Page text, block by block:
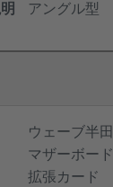
アングル型
ウェーブ半
マザーボー
拡張カード